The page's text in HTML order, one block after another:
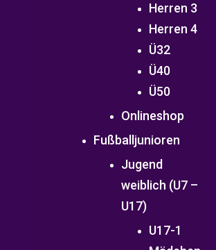
Herren 3
Herren 4
Ü32
Ü40
Ü50
Onlineshop
Fußballjunioren
Jugend
weiblich (U7 –
U17)
U17-1